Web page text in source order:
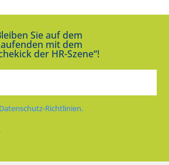
Sie auf dem
mit dem
der HR-Szene“!
Richtlinien.